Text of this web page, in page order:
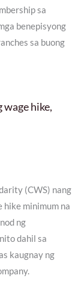
sa
benepisyong
sa buong
hike,
(CWS) nang
hike minimum na
ng
dahil sa
kaugnay ng